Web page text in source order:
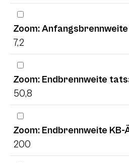
Zoom:
7,2
Zoom: Endbrennweite
50,8
Zoom: Endbrennweite KB-
200